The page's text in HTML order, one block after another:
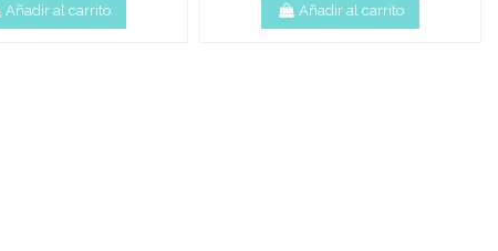
Añadir al carrito Añadir al carrito